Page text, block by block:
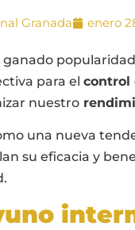
Granada enero
ganado
para el control
nuestro
una nueva
su eficacia y